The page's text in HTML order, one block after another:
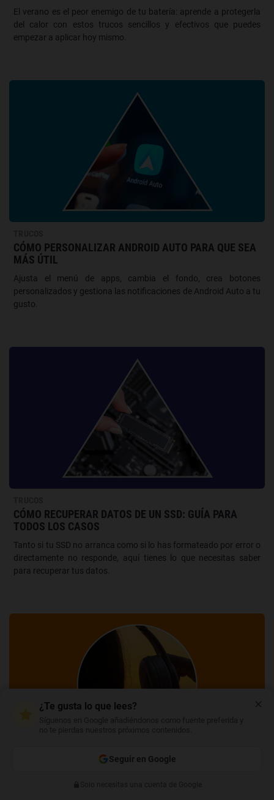
El verano es el peor enemigo de tu batería: aprende a protegerla
del calor con estos trucos sencillos y efectivos que puedes
empezar a aplicar hoy mismo.
CÓMO PERSONALIZAR ANDROID AUTO PARA QUE SEA
MÁS ÚTIL
Ajusta el menú de apps, cambia el fondo, crea botones
personalizados y gestiona las notificaciones de Android Auto a tu
gusto.
CÓMO RECUPERAR DATOS DE UN SSD: GUÍA PARA
TODOS LOS CASOS
Tanto si tu SSD no arranca como si lo has formateado por error o
directamente no responde, aquí tienes lo que necesitas saber
para recuperar tus datos.
¿Te gusta lo que lees?
Seguir en Google